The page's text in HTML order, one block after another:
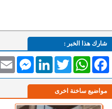
شارك هذا الخبر :
Email
MessengerLinkedInTwitterWhatsAppFacebook
مواضيع ساخنة اخرى